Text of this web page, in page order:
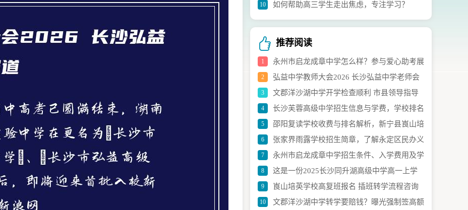
10 如何帮助高三学生走出焦虑，专注学习？
推荐阅读
1
永州市启龙成章中学怎么样？参与爱心助考展
现社会担当
2
弘益中学教师大会2026 长沙弘益中学老师会
议报道
3
文郡洋沙湖中学开学检查顺利 市县领导指导
新学年工作
4
长沙芙蓉高级中学招生信息与学费，学校排名
怎么样
5
邵阳复读学校收费与排名解析，新宁县崀山培
英高复班详情
6
张家界雨露学校招生简章，了解永定区民办义
务教育新选择
7
永州市启龙成章中学招生条件、入学费用及学
校地址详解
8
这是一份2025长沙同升湖高级中学高一上学
期期中考试政治试卷含答案答题卡
9 崀山培英学校高复班报名 插班转学流程咨询
10
文郡洋沙湖中学转学要赔钱？曝光强制签高额